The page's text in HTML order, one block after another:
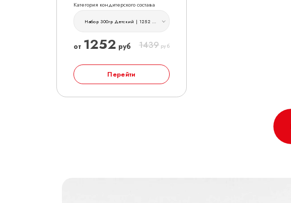
Категория кондитерского состава
Набор 300гр Детский | 1252 руб
от 1252 руб 1439 руб
Перейти